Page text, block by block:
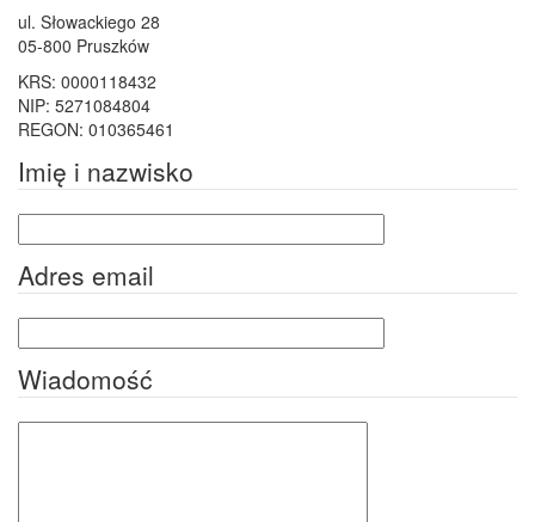
ul. Słowackiego 28
05-800 Pruszków
KRS: 0000118432
NIP: 5271084804
REGON: 010365461
Imię i nazwisko
Adres email
Wiadomość